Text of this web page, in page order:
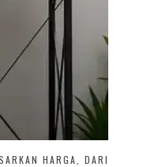
HARGA, DARI